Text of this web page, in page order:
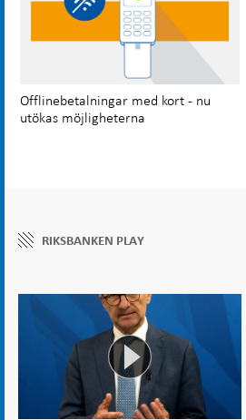
Offlinebetalningar med kort - nu
utökas möjligheterna
RIKSBANKEN PLAY